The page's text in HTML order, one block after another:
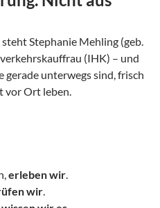
Stephanie Mehling (geb.
(IHK) – und
gerade unterwegs sind, frisch
vor Ort leben.
erleben wir.
wir.